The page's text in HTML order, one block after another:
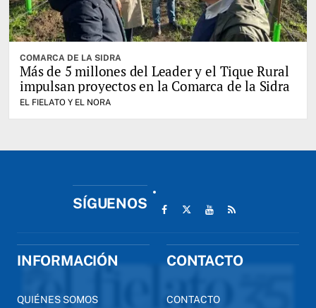
COMARCA DE LA SIDRA
Más de 5 millones del Leader y el Tique Rural
impulsan proyectos en la Comarca de la Sidra
EL FIELATO Y EL NORA
SÍGUENOS
INFORMACIÓN
QUIÉNES SOMOS
CONTACTO
CONTACTO